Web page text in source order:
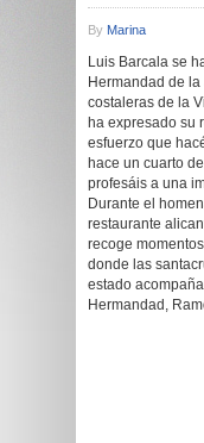
By Marina
Luis Barcala se
Hermandad de
costaleras de la
ha expresado su
esfuerzo que
hace un cuarto
profesáis a una
Durante el
restaurante
recoge
donde las
estado
Hermandad,